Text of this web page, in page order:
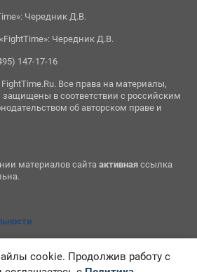
Чередник Д.В.
Чередник Д.В.
147-17-16
Все права на материалы,
в соответствии с российским
об авторском праве и
материалов сайта активнаяссылка
cookie. Продолжив работу с